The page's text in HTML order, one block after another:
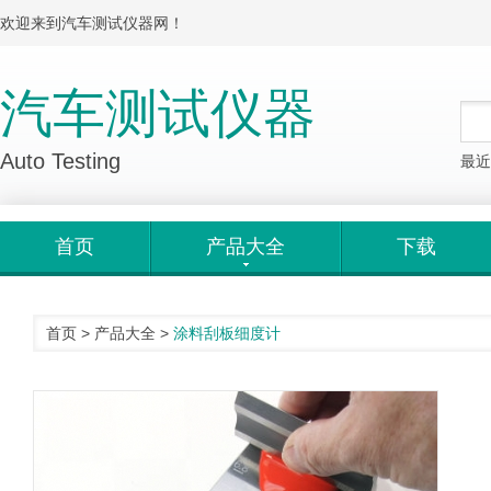
欢迎来到汽车测试仪器网！
汽车测试仪器
Auto Testing 最
首页 产品大全 下载
首页 > 产品大全 > 涂料刮板细度计